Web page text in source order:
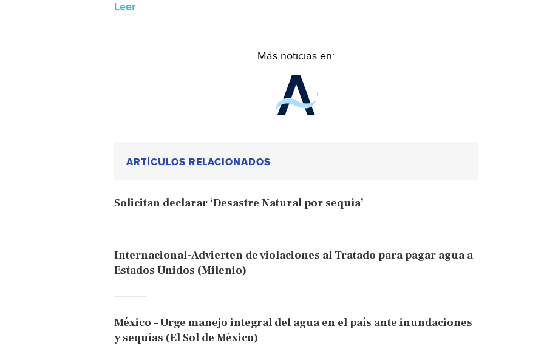
Leer.
Más noticias en:
ARTÍCULOS RELACIONADOS
Solicitan declarar ‘Desastre Natural por sequía’
Internacional-Advierten de violaciones al Tratado para pagar agua a
Estados Unidos (Milenio)
México – Urge manejo integral del agua en el país ante inundaciones
y sequías (El Sol de México)